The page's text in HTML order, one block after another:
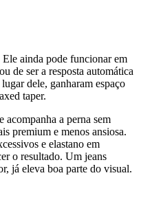
ainda pode funcionar em
de ser a resposta automática
dele, ganharam espaço
taper.
acompanha a perna sem
premium e menos ansiosa.
e elastano em
o resultado. Um jeans
já eleva boa parte do visual.